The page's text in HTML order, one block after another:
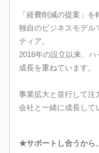
「経費削減の提案」
独自のビジネスモデル
ティア。
2016年の設立以来、
成長を重ねています。
事業拡大と並行して注
会社と一緒に成長して
★サポートし合うから